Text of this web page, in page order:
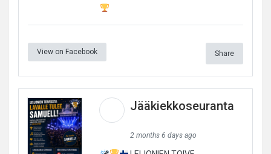
View on Facebook Share
Jääkiekkoseuranta
2 months 6 days ago